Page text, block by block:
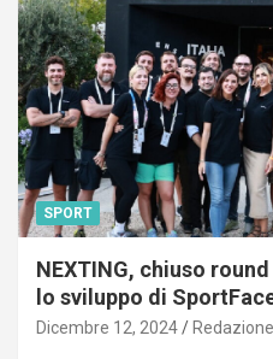
SPORT
NEXTING, chiuso
lo sviluppo di
Dicembre 12, 2024